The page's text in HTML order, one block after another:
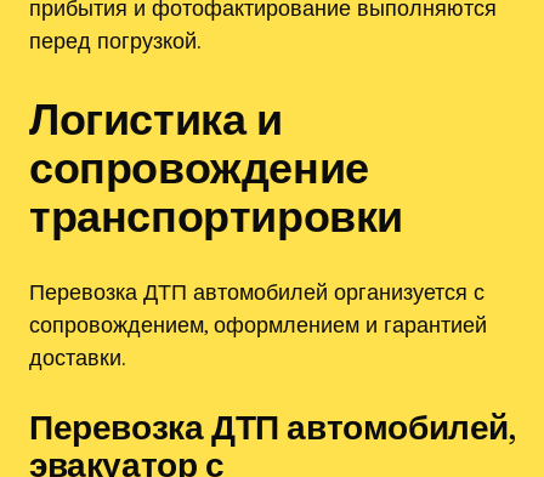
прибытия и фотофактирование выполняются
перед погрузкой.
Логистика и
сопровождение
транспортировки
Перевозка ДТП автомобилей организуется с
сопровождением, оформлением и гарантией
доставки.
Перевозка ДТП автомобилей,
эвакуатор с